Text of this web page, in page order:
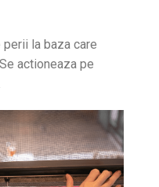
la baza care
actioneaza pe